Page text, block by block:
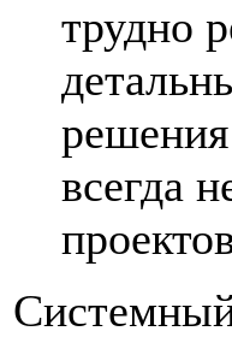
трудно
решения
всегда